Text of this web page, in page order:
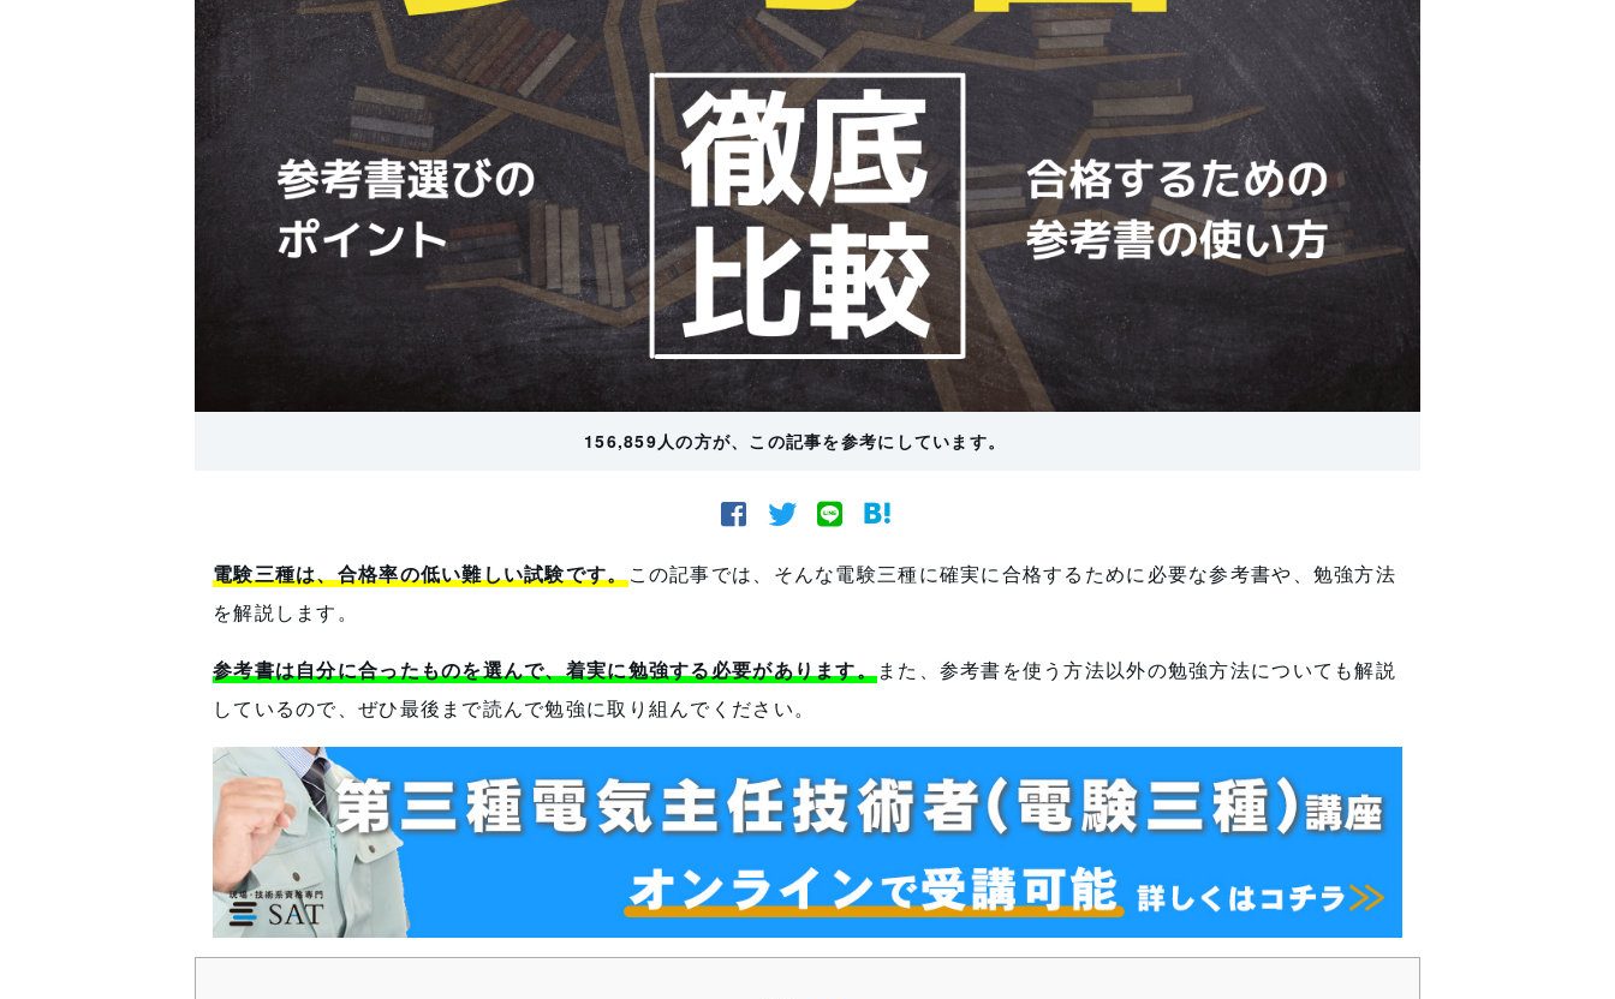
156,859人の方が、この記事を参考にしています。
電験三種は、合格率の低い難しい試験です。この記事では、そんな電験三種に確実に合格するために必要な参考書や、勉強方法
を解説します。
参考書は自分に合ったものを選んで、着実に勉強する必要があります。また、参考書を使う方法以外の勉強方法についても解説
しているので、ぜひ最後まで読んで勉強に取り組んでください。